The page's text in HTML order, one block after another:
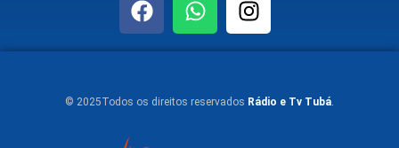
© 2025Todos os direitos reservados Rádio e Tv Tubá.